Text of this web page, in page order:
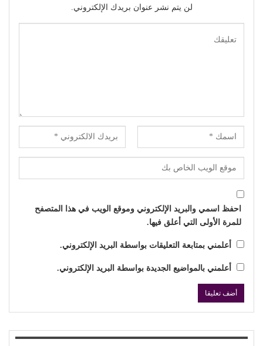
لن يتم نشر عنوان بريدك الإلكتروني.
احفظ اسمي والبريد الإلكتروني وموقع الويب في هذا المتصفح
للمرة الأولى التي أعلق فيها.
أعلمني بمتابعة التعليقات بواسطة البريد الإلكتروني.
أعلمني بالمواضيع الجديدة بواسطة البريد الإلكتروني.